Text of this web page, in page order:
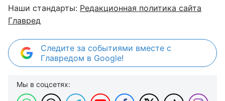
Наши стандарты: Редакционная политика сайта
Главред
Следите за событиями вместе с
Главредом в Google!
Мы в соцсетях: